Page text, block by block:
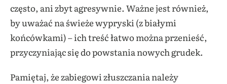
często, ani zbyt agresywnie. Ważne jest również,
by uważać na świeże wypryski (z białymi
końcówkami) – ich treść łatwo można przenieść,
przyczyniając się do powstania nowych grudek.
Pamiętaj, że zabiegowi złuszczania należy